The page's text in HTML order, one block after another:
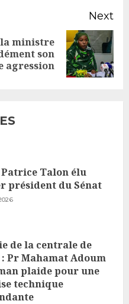
Next
la ministre
son
agression
Talon élu
président du Sénat
de la centrale de
Pr Mahamat Adoum
plaide pour une
technique